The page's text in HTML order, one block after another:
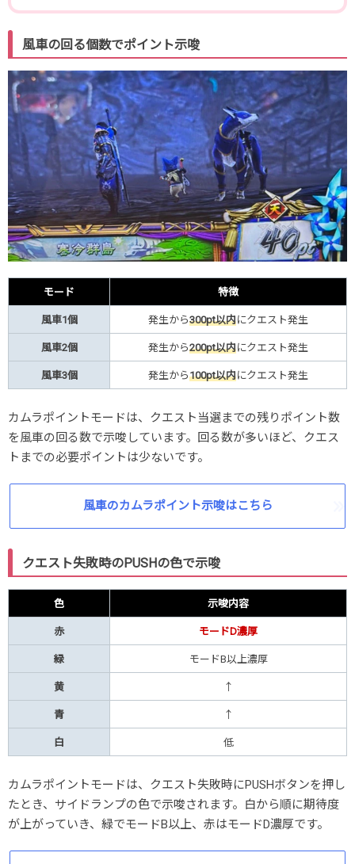
風車の回る個数でポイント示唆
モード 特徴
風車1個 発生から300pt以内にクエスト発生
風車2個 発生から200pt以内にクエスト発生
風車3個 発生から100pt以内にクエスト発生
カムラポイントモードは、クエスト当選までの残りポイント数
を風車の回る数で示唆しています。回る数が多いほど、クエス
トまでの必要ポイントは少ないです。
風車のカムラポイント示唆はこちら
クエスト失敗時のPUSHの色で示唆
色 示唆内容
赤 モードD濃厚
緑 モードB以上濃厚
黄 ↑
青 ↑
白 低
カムラポイントモードは、クエスト失敗時にPUSHボタンを押し
たとき、サイドランプの色で示唆されます。白から順に期待度
が上がっていき、緑でモードB以上、赤はモードD濃厚です。